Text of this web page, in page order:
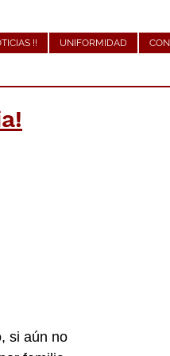
!! UNIFORMIDAD
si aún no